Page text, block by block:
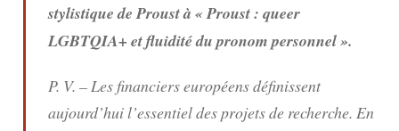
stylistique de Proust à « Proust : queer
LGBTQIA+ et fluidité du pronom personnel ».
P. V. – Les financiers européens définissent
aujourd’hui l’essentiel des projets de recherche. En